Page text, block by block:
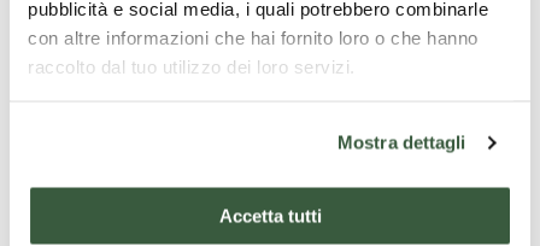
pubblicità e social media, i quali potrebbero combinarle
con altre informazioni che hai fornito loro o che hanno
raccolto dal tuo utilizzo dei loro servizi.
Mostra dettagli
Accetta tutti
We will meet each other and start our walking tour of
remains of the local Roman Amphitheatre and the